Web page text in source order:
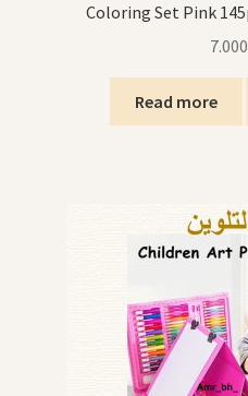
7.000
Read more